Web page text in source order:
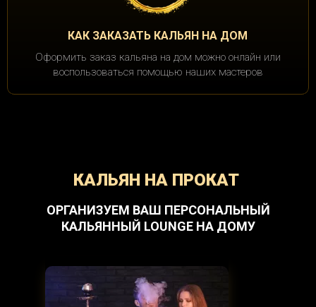
КАК ЗАКАЗАТЬ КАЛЬЯН НА ДОМ
Оформить заказ кальяна на дом можно онлайн или
воспользоваться помощью наших мастеров
КАЛЬЯН НА ПРОКАТ
ОРГАНИЗУЕМ ВАШ ПЕРСОНАЛЬНЫЙ
КАЛЬЯННЫЙ LOUNGE НА ДОМУ